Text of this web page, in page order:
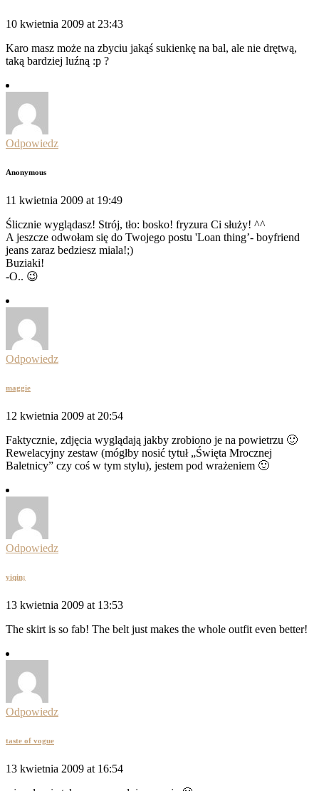
10 kwietnia 2009 at 23:43
Karo masz może na zbyciu jakąś sukienkę na bal, ale nie drętwą,
taką bardziej luźną :p ?
Odpowiedz
Anonymous
11 kwietnia 2009 at 19:49
Ślicznie wyglądasz! Strój, tło: bosko! fryzura Ci służy! ^^
A jeszcze odwołam się do Twojego postu 'Loan thing’- boyfriend
jeans zaraz bedziesz miala!;)
Buziaki!
-O.. 😉
Odpowiedz
maggie
12 kwietnia 2009 at 20:54
Faktycznie, zdjęcia wyglądają jakby zrobiono je na powietrzu 🙂
Rewelacyjny zestaw (mógłby nosić tytuł „Święta Mrocznej
Baletnicy” czy coś w tym stylu), jestem pod wrażeniem 🙂
Odpowiedz
yiqin;
13 kwietnia 2009 at 13:53
The skirt is so fab! The belt just makes the whole outfit even better!
Odpowiedz
taste of vogue
13 kwietnia 2009 at 16:54